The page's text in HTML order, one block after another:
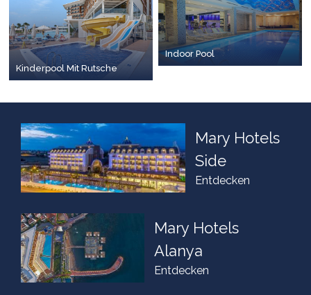
Kinderpool Mit Rutsche
Indoor Pool
Mary Hotels
Side
Entdecken
Mary Hotels
Alanya
Entdecken